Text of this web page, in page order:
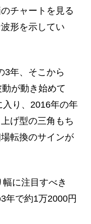
チャートを見る
形を示してい
3年、そこから
が動き始めて
り、2016年の年
げ型の三角もち
転換のサインが
に注目すべき
年で約1万2000円